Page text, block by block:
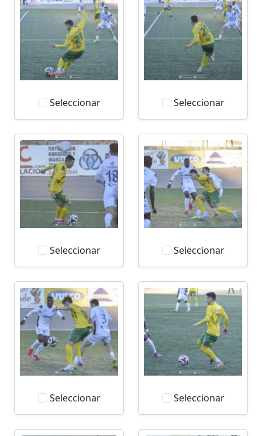
Seleccionar Seleccionar
Seleccionar Seleccionar
Seleccionar Seleccionar